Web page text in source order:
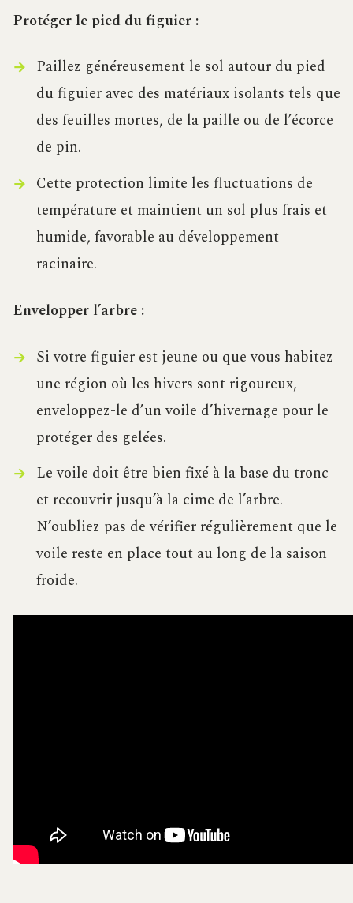
Protéger le pied du figuier :
Paillez généreusement le sol autour du pied
du figuier avec des matériaux isolants tels que
des feuilles mortes, de la paille ou de l’écorce
de pin.
Cette protection limite les fluctuations de
température et maintient un sol plus frais et
humide, favorable au développement
racinaire.
Envelopper l’arbre :
Si votre figuier est jeune ou que vous habitez
une région où les hivers sont rigoureux,
enveloppez-le d’un voile d’hivernage pour le
protéger des gelées.
Le voile doit être bien fixé à la base du tronc
et recouvrir jusqu’à la cime de l’arbre.
N’oubliez pas de vérifier régulièrement que le
voile reste en place tout au long de la saison
froide.